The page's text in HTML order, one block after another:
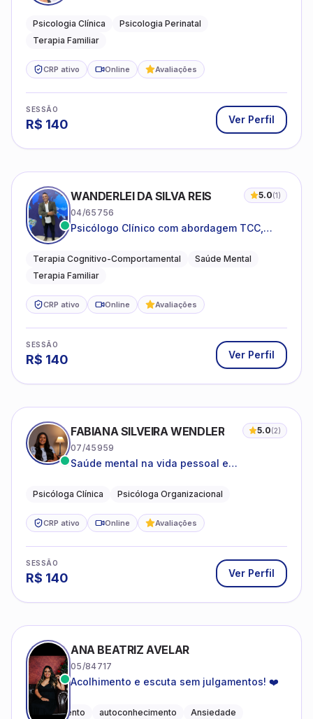
famílias
Psicologia Clínica
Psicologia Perinatal
Terapia Familiar
CRP ativo Online Avaliações
SESSÃO
R$ 140 Ver Perfil
WANDERLEI DA SILVA REIS 5.0(1)
04/65756
Psicólogo Clínico com abordagem TCC,
sistêmica
Terapia Cognitivo-Comportamental
Saúde Mental
Terapia Familiar
CRP ativo Online Avaliações
SESSÃO
R$ 140 Ver Perfil
FABIANA SILVEIRA WENDLER 5.0(2)
07/45959
Saúde mental na vida pessoal e
Psicóloga Clínica Psicóloga Organizacional
CRP ativo Online Avaliações
SESSÃO
R$ 140 Ver Perfil
ANA BEATRIZ AVELAR
05/84717
Acolhimento e escuta sem julgamentos! ❤️
Acolhimento autoconhecimento Ansiedade